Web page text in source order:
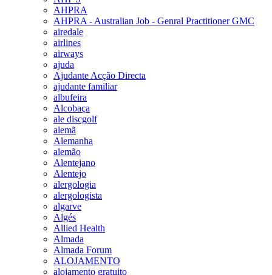
AHPRA
AHPRA - Australian Job - Genral Practitioner GMC
airedale
airlines
airways
ajuda
Ajudante Acção Directa
ajudante familiar
albufeira
Alcobaça
ale discgolf
alemã
Alemanha
alemão
Alentejano
Alentejo
alergologia
alergologista
algarve
Algés
Allied Health
Almada
Almada Forum
ALOJAMENTO
alojamento gratuito